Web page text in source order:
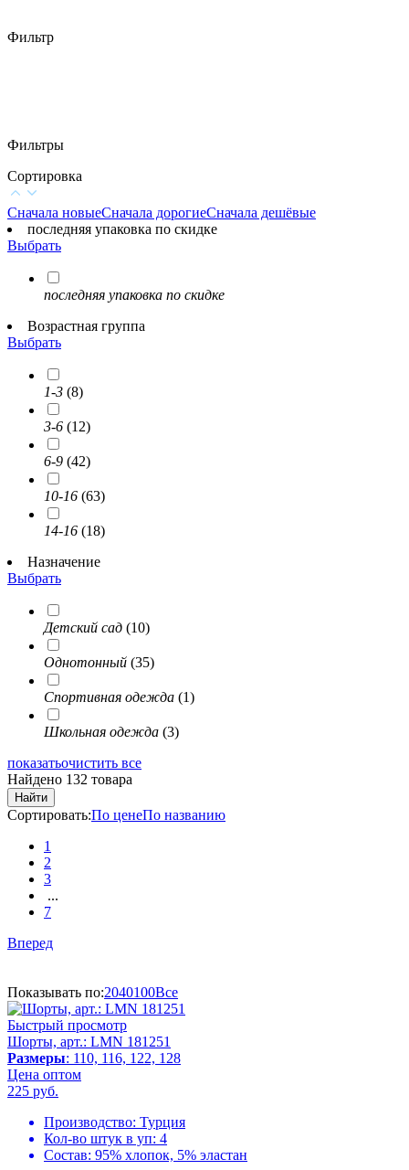
Фильтр
Фильтры
Сортировка
Сначала новыеСначала дорогиеСначала дешёвые
последняя упаковка по скидке
Выбрать
последняя упаковка по скидке
Возрастная группа
Выбрать
1-3 (8)
3-6 (12)
6-9 (42)
10-16 (63)
14-16 (18)
Назначение
Выбрать
Детский сад (10)
Однотонный (35)
Спортивная одежда (1)
Школьная одежда (3)
показатьочистить все
Найдено 132 товара
Найти
Сортировать:По ценеПо названию
1
2
3
...
7
Вперед
Показывать по:2040100Все
Быстрый просмотр
Шорты, арт.: LMN 181251
Размеры: 110, 116, 122, 128
Цена оптом
225 руб.
Производство: Турция
Кол-во штук в уп: 4
Состав: 95% хлопок, 5% эластан